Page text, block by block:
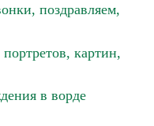
поздравляем,
картин,
в ворде